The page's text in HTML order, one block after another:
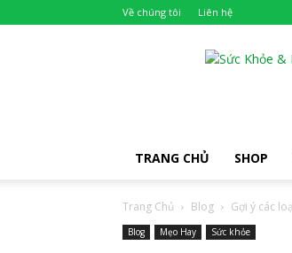
Về chúng tôi Liên hệ
TRANG CHỦ SHOP
Trang Chủ Blog Gợi ý các
Blog Mẹo Hay Sức khỏe